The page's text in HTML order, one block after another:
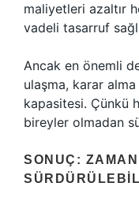
maliyetleri azaltır
vadeli tasarruf
Ancak en önemli
ulaşma, karar
kapasitesi. Çünkü
bireyler olmadan
SONUÇ: